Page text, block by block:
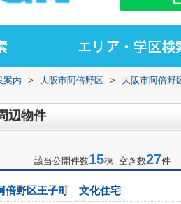
エリア・学区検
案内 > 大阪市阿倍野区 > 大阪市阿倍野
辺物件
該当公開件数15棟 空き数27件
倍野区王子町 文化住宅